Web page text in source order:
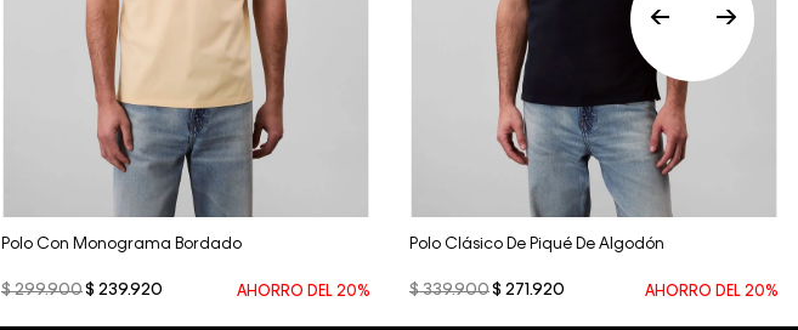
Vista Rápida
Polo Con Monograma Bordado
$ 299.900$ 239.920 AHORRO DEL 20%
Vista Rápida
Polo Clásico De Piqué De Algodón
$ 339.900$ 271 .920 AHORRO DEL 20%